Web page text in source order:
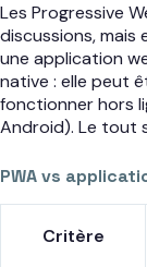
Les Progressive
discussions, mais
une application
native : elle peut
fonctionner hors
Android). Le tout
PWA vs
Critère